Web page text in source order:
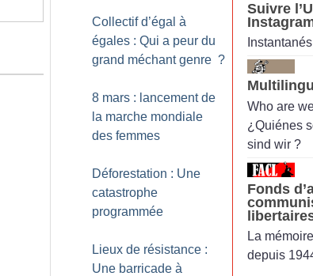
Collectif d’égal à
égales : Qui a peur du
grand méchant genre ?
8 mars : lancement de
la marche mondiale
des femmes
Déforestation : Une
catastrophe
programmée
Lieux de résistance :
Une barricade à
Suivre
Who are
¿Quiénes
sind wir ?
Fonds
La
depuis